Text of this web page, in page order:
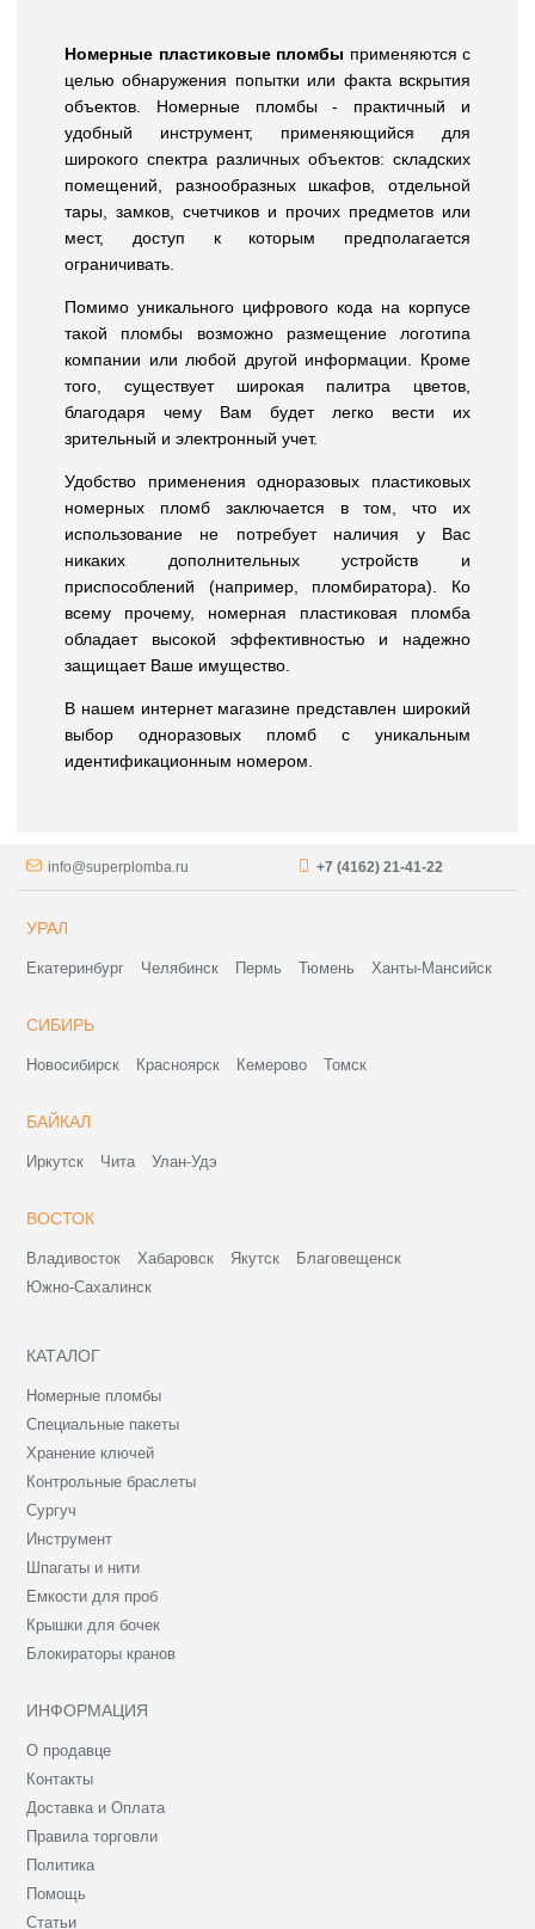
Номерные пластиковые пломбы применяются с
целью обнаружения попытки или факта вскрытия
объектов. Номерные пломбы - практичный и
удобный инструмент, применяющийся для
широкого спектра различных объектов: складских
помещений, разнообразных шкафов, отдельной
тары, замков, счетчиков и прочих предметов или
мест, доступ к которым предполагается
ограничивать.
Помимо уникального цифрового кода на корпусе
такой пломбы возможно размещение логотипа
компании или любой другой информации. Кроме
того, существует широкая палитра цветов,
благодаря чему Вам будет легко вести их
зрительный и электронный учет.
Удобство применения одноразовых пластиковых
номерных пломб заключается в том, что их
использование не потребует наличия у Вас
никаких дополнительных устройств и
приспособлений (например, пломбиратора). Ко
всему прочему, номерная пластиковая пломба
обладает высокой эффективностью и надежно
защищает Ваше имущество.
В нашем интернет магазине представлен широкий
выбор одноразовых пломб с уникальным
идентификационным номером.
info@superplomba.ru +7 (4162) 21-41-22
УРАЛ
Екатеринбург Челябинск Пермь Тюмень Ханты-Мансийск
СИБИРЬ
Новосибирск Красноярск Кемерово Томск
БАЙКАЛ
Иркутск Чита Улан-Удэ
ВОСТОК
Владивосток Хабаровск Якутск
Благовещенск
Южно-Сахалинск
КАТАЛОГ
Номерные пломбы
Специальные пакеты
Хранение ключей
Контрольные браслеты
Сургуч
Инструмент
Шпагаты и нити
Емкости для проб
Крышки для бочек
Блокираторы кранов
ИНФОРМАЦИЯ
О продавце
Контакты
Доставка и Оплата
Правила торговли
Политика
Помощь
Статьи